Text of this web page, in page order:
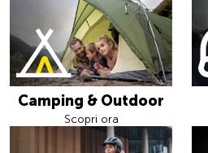
Camping & Outdoor
Scopri ora